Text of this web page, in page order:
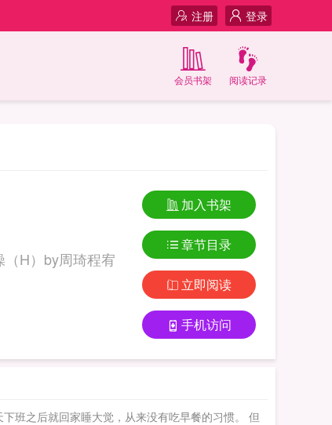
登录
注册
阅读记录
会员书架
H）by周琦程宥
加入书架
章节目录
立即阅读
手机访问
班之后就回家睡大觉，从来没有吃早餐的习惯。 但